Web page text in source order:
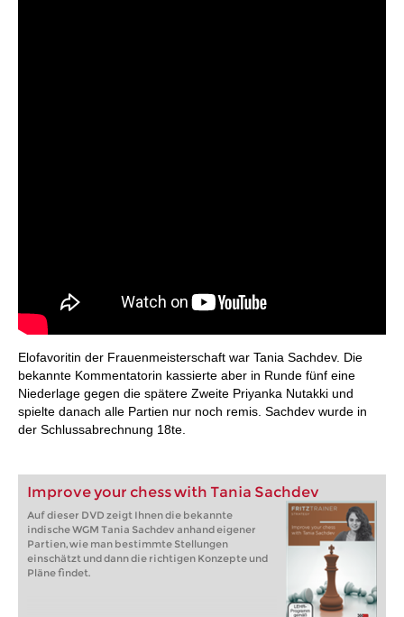
Elofavoritin der Frauenmeisterschaft war Tania Sachdev. Die
bekannte Kommentatorin kassierte aber in Runde fünf eine
Niederlage gegen die spätere Zweite Priyanka Nutakki und
spielte danach alle Partien nur noch remis. Sachdev wurde in
der Schlussabrechnung 18te.
Improve your chess with Tania Sachdev
Auf dieser DVD zeigt Ihnen die bekannte
indische WGM Tania Sachdev anhand eigener
Partien, wie man bestimmte Stellungen
einschätzt und dann die richtigen Konzepte und
Pläne findet.